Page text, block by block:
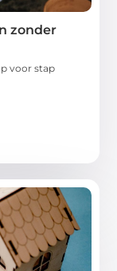
zonder
voor stap